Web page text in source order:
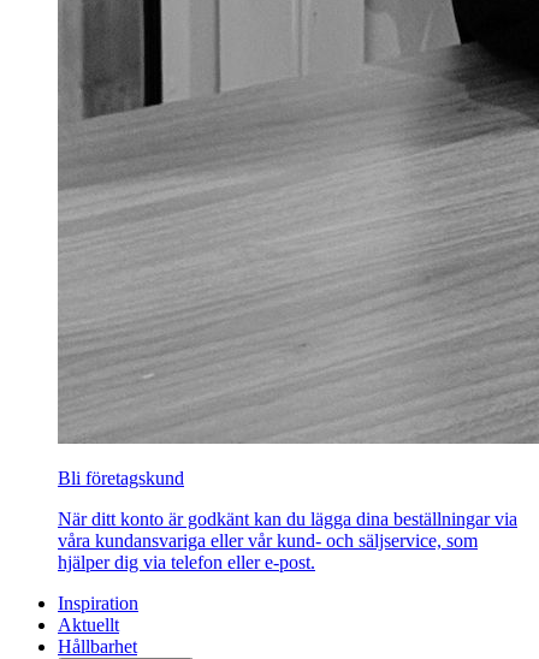
Bli företagskund
När ditt konto är godkänt kan du lägga dina beställningar via
våra kundansvariga eller vår kund- och säljservice, som
hjälper dig via telefon eller e-post.
Inspiration
Aktuellt
Hållbarhet